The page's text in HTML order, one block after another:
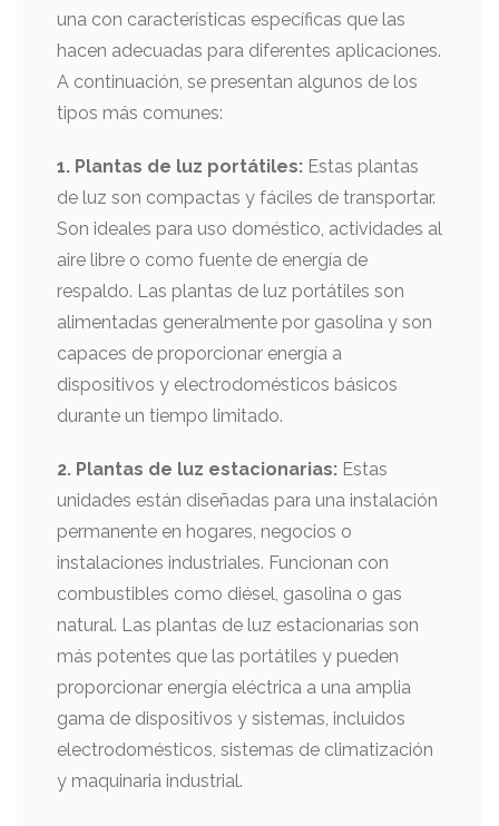
una con características específicas que las
hacen adecuadas para diferentes aplicaciones.
A continuación, se presentan algunos de los
tipos más comunes:
1. Plantas de luz portátiles: Estas plantas
de luz son compactas y fáciles de transportar.
Son ideales para uso doméstico, actividades al
aire libre o como fuente de energía de
respaldo. Las plantas de luz portátiles son
alimentadas generalmente por gasolina y son
capaces de proporcionar energía a
dispositivos y electrodomésticos básicos
durante un tiempo limitado.
2. Plantas de luz estacionarias: Estas
unidades están diseñadas para una instalación
permanente en hogares, negocios o
instalaciones industriales. Funcionan con
combustibles como diésel, gasolina o gas
natural. Las plantas de luz estacionarias son
más potentes que las portátiles y pueden
proporcionar energía eléctrica a una amplia
gama de dispositivos y sistemas, incluidos
electrodomésticos, sistemas de climatización
y maquinaria industrial.